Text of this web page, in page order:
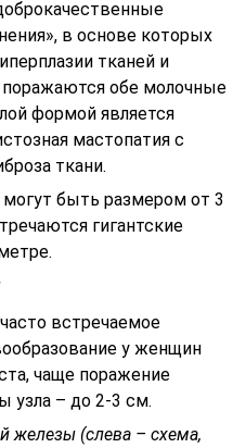
в основе которых
тканей и
обе молочные
формой является
мастопатия с
ткани.
быть размером от 3
гигантские
встречаемое
у женщин
чаще поражение
узла – до 2-3 см.
железы (слева – схема,